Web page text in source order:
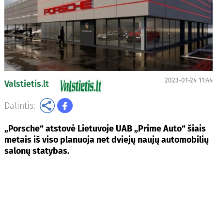
Valstietis.lt 2023-01-24 11:44
Dalintis:
„Porsche“ atstovė Lietuvoje UAB „Prime Auto“ šiais
metais iš viso planuoja net dviejų naujų automobilių
salonų statybas.